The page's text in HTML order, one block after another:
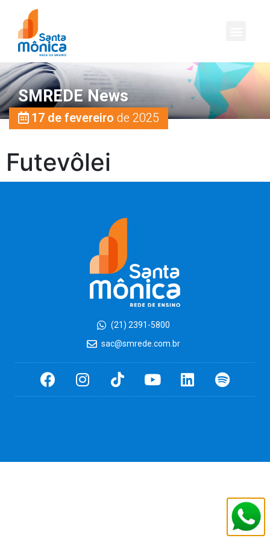
SMREDE News
17 de fevereiro de 2025
Futevôlei
(21) 2391-5800
sac@smrede.com.br